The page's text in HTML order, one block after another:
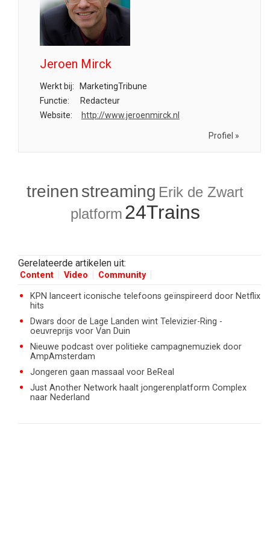
Jeroen Mirck
Werkt bij:
MarketingTribune
Functie:
Redacteur
Website:
http://www.jeroenmirck.nl
Profiel »
treinen streaming Erik de Zwart
platform 24Trains
Gerelateerde artikelen uit:
Content Video Community
KPN lanceert iconische telefoons geïnspireerd door Netflix
hits
Dwars door de Lage Landen wint Televizier-Ring -
oeuvreprijs voor Van Duin
Nieuwe podcast over politieke campagnemuziek door
AmpAmsterdam
Jongeren gaan massaal voor BeReal
Just Another Network haalt jongerenplatform Complex
naar Nederland